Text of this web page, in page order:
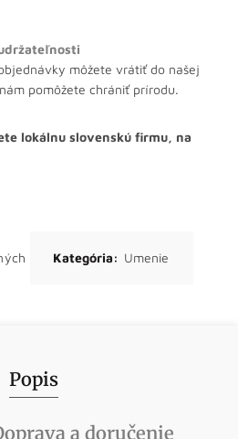
môžete vrátiť do našej
pomôžete chrániť prírodu.
lokálnu slovenskú firmu, na
Kategória: Umenie
Popis
a doručenie